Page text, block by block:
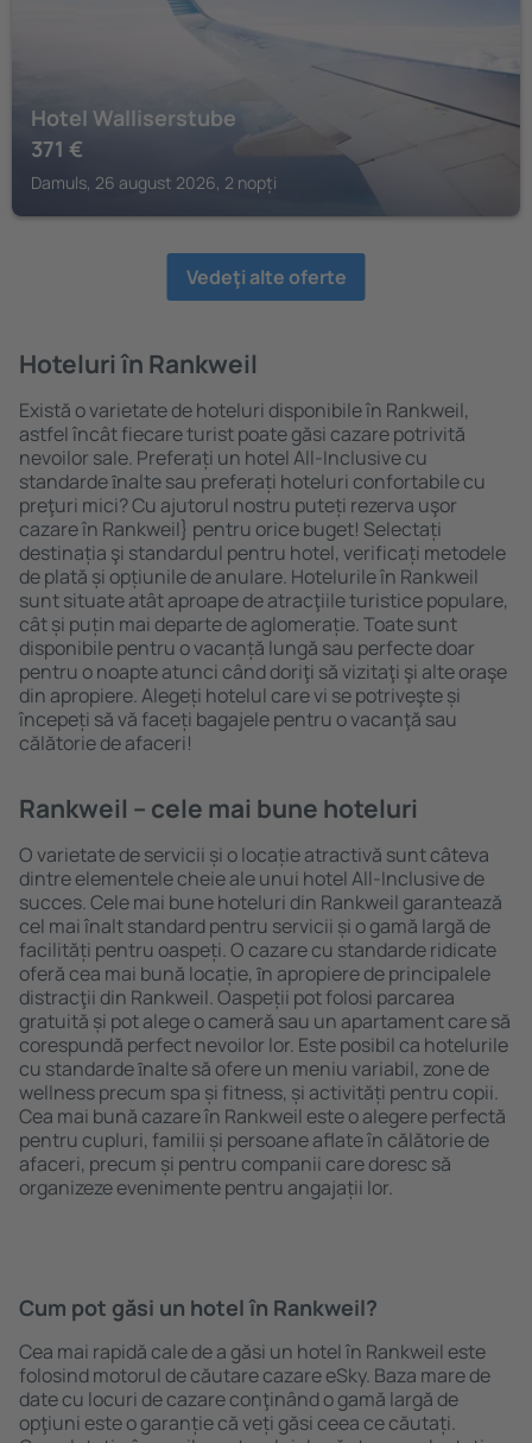
Hotel Walliserstube
371 €
Damuls, 26 august 2026, 2 nopți
Vedeţi alte oferte
Hoteluri în Rankweil
Există o varietate de hoteluri disponibile în Rankweil,
astfel încât fiecare turist poate găsi cazare potrivită
nevoilor sale. Preferați un hotel All-Inclusive cu
standarde ȋnalte sau preferați hoteluri confortabile cu
preţuri mici? Cu ajutorul nostru puteți rezerva uşor
cazare în Rankweil} pentru orice buget! Selectați
destinația şi standardul pentru hotel, verificați metodele
de plată și opțiunile de anulare. Hotelurile în Rankweil
sunt situate atât aproape de atracţiile turistice populare,
cât și puțin mai departe de aglomerație. Toate sunt
disponibile pentru o vacanță lungă sau perfecte doar
pentru o noapte atunci când doriţi să vizitaţi şi alte oraşe
din apropiere. Alegeți hotelul care vi se potriveşte și
începeți să vă faceți bagajele pentru o vacanţă sau
călătorie de afaceri!
Rankweil – cele mai bune hoteluri
O varietate de servicii și o locație atractivă sunt câteva
dintre elementele cheie ale unui hotel All-Inclusive de
succes. Cele mai bune hoteluri din Rankweil garantează
cel mai înalt standard pentru servicii și o gamă largă de
facilități pentru oaspeți. O cazare cu standarde ridicate
oferă cea mai bună locație, ȋn apropiere de principalele
distracţii din Rankweil. Oaspeții pot folosi parcarea
gratuită și pot alege o cameră sau un apartament care să
corespundă perfect nevoilor lor. Este posibil ca hotelurile
cu standarde ȋnalte să ofere un meniu variabil, zone de
wellness precum spa și fitness, și activități pentru copii.
Cea mai bună cazare în Rankweil este o alegere perfectă
pentru cupluri, familii și persoane aflate în călătorie de
afaceri, precum și pentru companii care doresc să
organizeze evenimente pentru angajații lor.
Cum pot găsi un hotel în Rankweil?
Cea mai rapidă cale de a găsi un hotel în Rankweil este
folosind motorul de căutare cazare eSky. Baza mare de
date cu locuri de cazare conţinând o gamă largă de
opţiuni este o garanție că veți găsi ceea ce căutați.